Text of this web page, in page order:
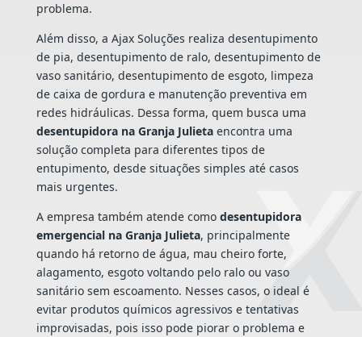
problema.
Além disso, a Ajax Soluções realiza desentupimento
de pia, desentupimento de ralo, desentupimento de
vaso sanitário, desentupimento de esgoto, limpeza
de caixa de gordura e manutenção preventiva em
redes hidráulicas. Dessa forma, quem busca uma
desentupidora na Granja Julietaencontra uma
solução completa para diferentes tipos de
entupimento, desde situações simples até casos
mais urgentes.
A empresa também atende como desentupidora
emergencial na Granja Julieta, principalmente
quando há retorno de água, mau cheiro forte,
alagamento, esgoto voltando pelo ralo ou vaso
sanitário sem escoamento. Nesses casos, o ideal é
evitar produtos químicos agressivos e tentativas
improvisadas, pois isso pode piorar o problema e